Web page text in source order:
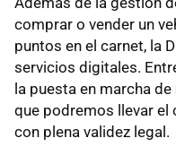
comprar o vender un
puntos en el carnet, la
servicios digitales.
la puesta en marcha de
que podremos llevar el
con plena validez legal.